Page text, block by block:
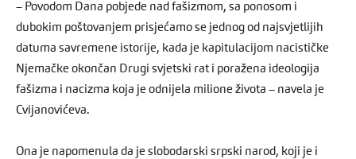
– Povodom Dana pobjede nad fašizmom, sa ponosom i
dubokim poštovanjem prisjećamo se jednog od najsvjetlijih
datuma savremene istorije, kada je kapitulacijom nacističke
Njemačke okončan Drugi svjetski rat i poražena ideologija
fašizma i nacizma koja je odnijela milione života – navela je
Cvijanovićeva.
Ona je napomenula da je slobodarski srpski narod, koji je i